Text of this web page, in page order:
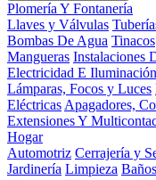
Plomería Y Fontanería
Llaves y Válvulas
Bombas De Agua Tinacos
Mangueras Instalaciones
Electricidad E Iluminación
Lámparas, Focos y Luces
Eléctricas Apagadores,
Extensiones Y
Hogar
Automotriz Cerrajería y
Jardinería Limpieza